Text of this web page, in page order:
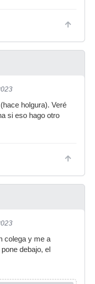
holgura). Veré
si eso hago otro
colega y me a
debajo, el